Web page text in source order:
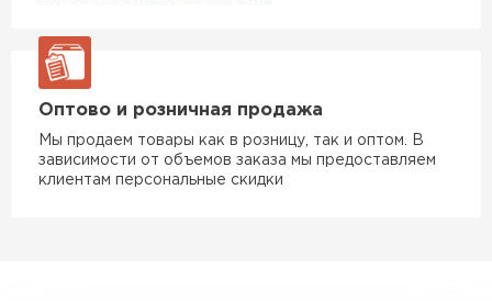
Оптово и розничная продажа
Мы продаем товары как в розницу, так и оптом. В
зависимости от объемов заказа мы предоставляем
клиентам персональные скидки
ПЕРЕЙТИ